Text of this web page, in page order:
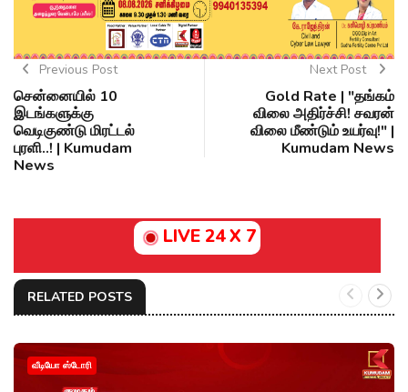
Previous Post
சென்னையில் 10
இடங்களுக்கு
வெடிகுண்டு மிரட்டல்
புரளி..! | Kumudam
News
Next Post
Gold Rate | "தங்கம்
விலை அதிர்ச்சி! சவரன்
விலை மீண்டும் உயர்வு!" |
Kumudam News
LIVE 24 X 7
RELATED POSTS
வீடியோ ஸ்டோரி